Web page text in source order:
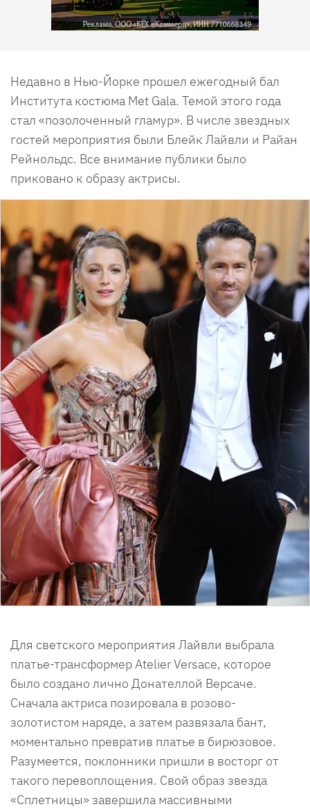
Недавно в Нью-Йорке прошел ежегодный бал
Института костюма Met Gala. Темой этого года
стал «позолоченный гламур». В числе звездных
гостей мероприятия были Блейк Лайвли и Райан
Рейнольдс. Все внимание публики было
приковано к образу актрисы.
Для светского мероприятия Лайвли выбрала
платье-трансформер Atelier Versace, которое
было создано лично Донателлой Версаче.
Сначала актриса позировала в розово-
золотистом наряде, а затем развязала бант,
моментально превратив платье в бирюзовое.
Разумеется, поклонники пришли в восторг от
такого перевоплощения. Свой образ звезда
«Сплетницы» завершила массивными